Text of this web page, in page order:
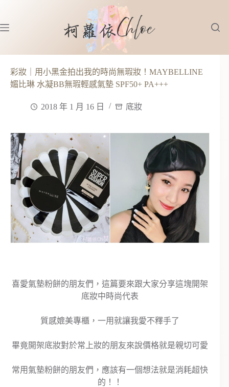
主
內
彩妝｜用小黑金拍出我的時尚無瑕妝！MAYBELLINE
媚比琳 水凝BB無瑕輕感氣墊 SPF50+ PA+++
2018 年 1 月 16 日 底妝
喜愛氣墊粉餅的朋友們，這篇要來跟大家分享這塊開架
底妝中時尚代表
質感媲美專櫃，一用就讓我愛不釋手了
畢竟開架底妝對於常上妝的朋友來說價格就是親切可愛
常用氣墊粉餅的朋友們，應該有一個想法就是消耗超快
的！！